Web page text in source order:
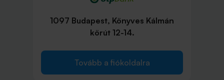
1097 Budapest, Könyves Kálmán
körút 12-14.
Tovább a fiókoldalra